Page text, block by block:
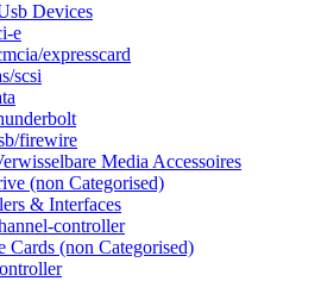
Devices
e
expresscard
scsi
firewire
Media Accessoires
(non Categorised)
& Interfaces
controller
Cards (non Categorised)